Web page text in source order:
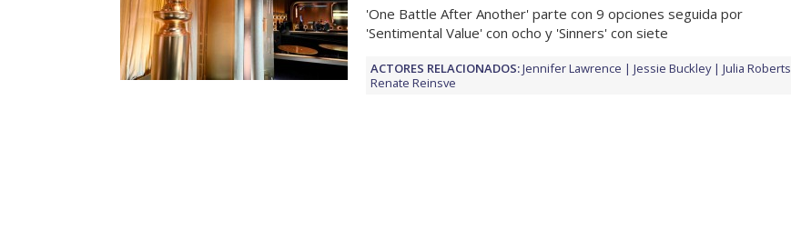
'One Battle After Another' parte con 9 opciones seguida por
'Sentimental Value' con ocho y 'Sinners' con siete
ACTORES RELACIONADOS:Jennifer Lawrence Jessie Buckley
Julia Roberts
Renate Reinsve